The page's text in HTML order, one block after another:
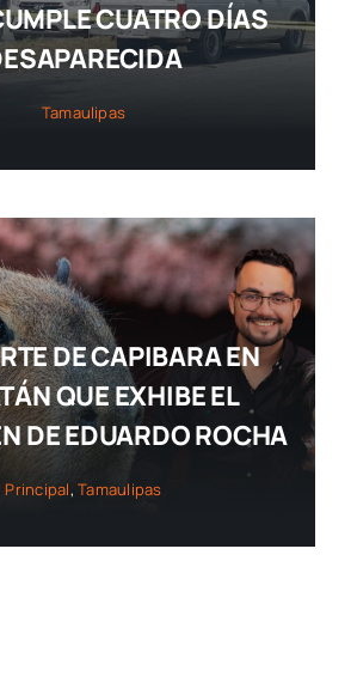
CUATRO DÍAS
Tamaulipas
DE CAPIBARA EN
QUE EXHIBE EL
DE EDUARDO ROCHA
Principal,Tamaulipas